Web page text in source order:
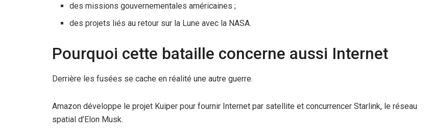
des missions gouvernementales américaines ;
des projets liés au retour sur la Lune avec la NASA.
Pourquoi cette bataille concerne aussi Internet
Derrière les fusées se cache en réalité une autre guerre.
Amazon développe le projet Kuiper pour fournir Internet par satellite et concurrencer Starlink, le réseau
spatial d’Elon Musk.